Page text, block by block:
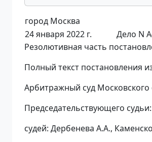
город Москва
24 января 2022 г.
Дело N
Резолютивная часть
Полный текст постановления
Арбитражный суд Московского
Председательствующего
судей: Дербенева А.А.,